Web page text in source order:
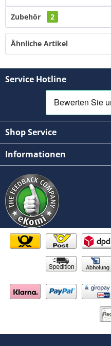
Zubehör 2
Ähnliche Artikel
Service Hotline
Shop Service
Informationen